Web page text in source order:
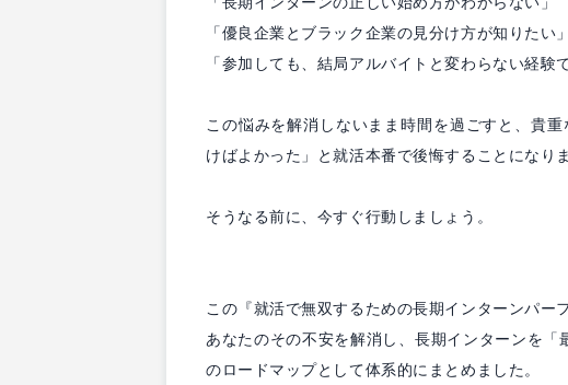
「優良企業とブラック企業の見分け方が知りたい」
「参加しても、結局アルバイトと変わらない経験
この悩みを解消しないまま時間を過ごすと、貴
けばよかった」と就活本番で後悔することになりま
そうなる前に、今すぐ行動しましょう。
この『就活で無双するための長期インターンパー
あなたのその不安を解消し、長期インターンを
のロードマップとして体系的にまとめました。